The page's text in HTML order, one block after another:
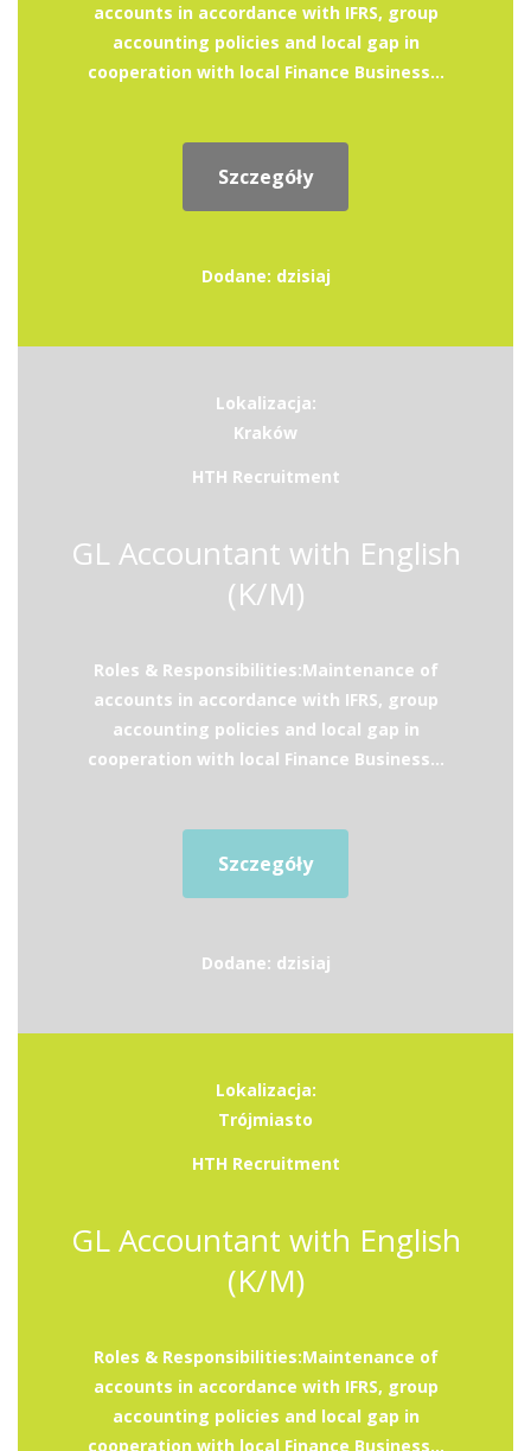
accounts in accordance with IFRS, group
accounting policies and local gap in
cooperation with local Finance Business...
Szczegóły
Dodane: dzisiaj
Lokalizacja:
Kraków
HTH Recruitment
GL Accountant with English
(K/M)
Roles & Responsibilities:Maintenance of
accounts in accordance with IFRS, group
accounting policies and local gap in
cooperation with local Finance Business...
Szczegóły
Dodane: dzisiaj
Lokalizacja:
Trójmiasto
HTH Recruitment
GL Accountant with English
(K/M)
Roles & Responsibilities:Maintenance of
accounts in accordance with IFRS, group
accounting policies and local gap in
cooperation with local Finance Business...